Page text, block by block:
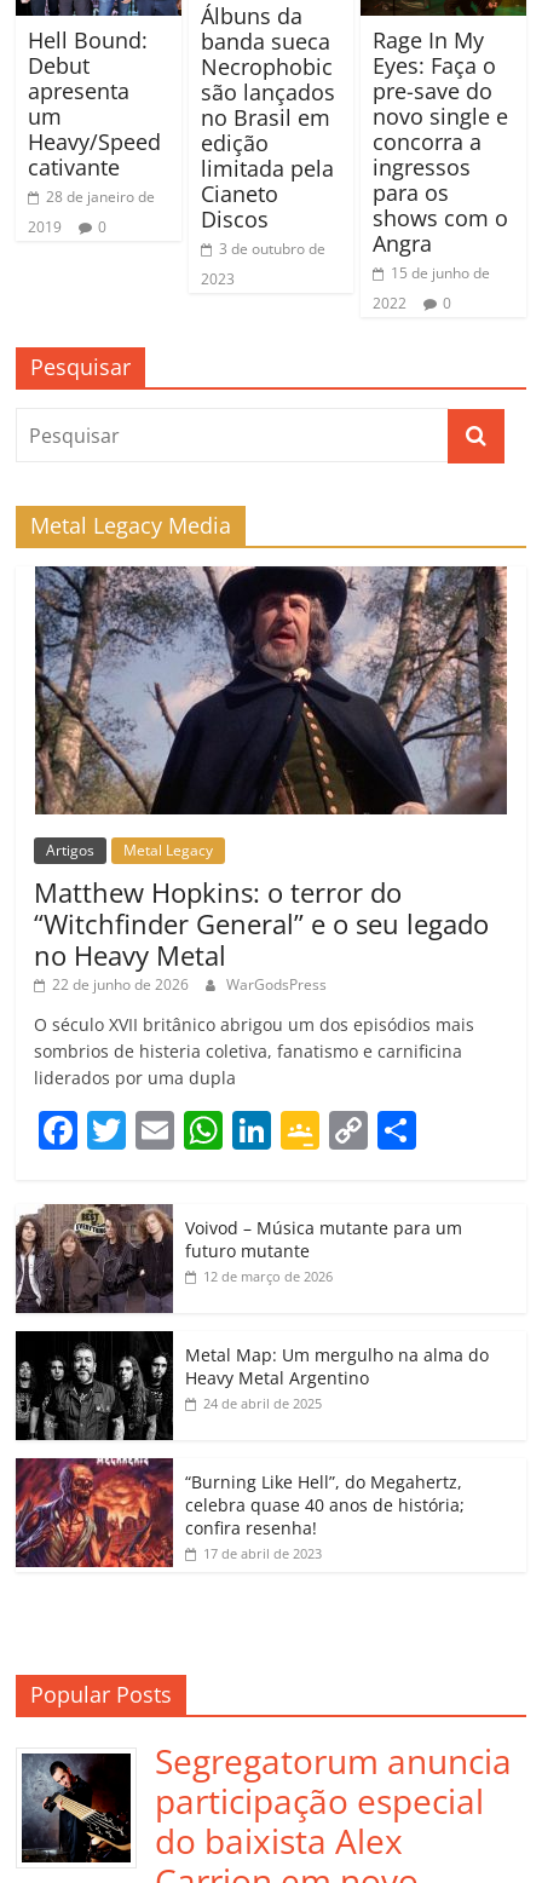
Hell Bound:
Debut
apresenta
um
Heavy/Speed
cativante
28 de janeiro de
2019
0
Álbuns da
banda sueca
Necrophobic
são lançados
no Brasil em
edição
limitada pela
Cianeto
Discos
3 de outubro de
2023
Rage In My
Eyes: Faça o
pre-save do
novo single e
concorra a
ingressos
para os
shows com o
Angra
15 de junho de
2022
0
Pesquisar
Metal Legacy Media
Artigos Metal Legacy
Matthew Hopkins: o terror do
“Witchfinder General” e o seu legado
no Heavy Metal
22 de junho de 2026 WarGodsPress
O século XVII britânico abrigou um dos episódios mais
sombrios de histeria coletiva, fanatismo e carnificina
liderados por uma dupla
F
c
e
b
o
o
k
T
itt
er
E W
s
A
p
Li
e
dI
G
gl
e
a
ss
o
m
C
y
k
p
h
Voivod – Música mutante para um
futuro mutante
12 de março de 2026
Metal Map: Um mergulho na alma do
Heavy Metal Argentino
24 de abril de 2025
“Burning Like Hell”, do Megahertz,
celebra quase 40 anos de história;
confira resenha!
17 de abril de 2023
Popular Posts
Segregatorum anuncia
participação especial
do baixista Alex